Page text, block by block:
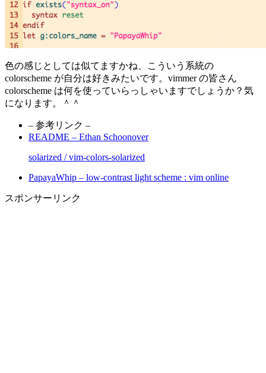
色の感じとしては似てますかね、こういう系統の
colorscheme が自分は好きみたいです。vimmer の皆さん
colorscheme は何を使っていらっしゃいますでしょうか？気
になります。＾＾
– 参考リンク –
README – Ethan Schoonover
solarized / vim-colors-solarized
PapayaWhip – low-contrast light scheme : vim online
スポンサーリンク